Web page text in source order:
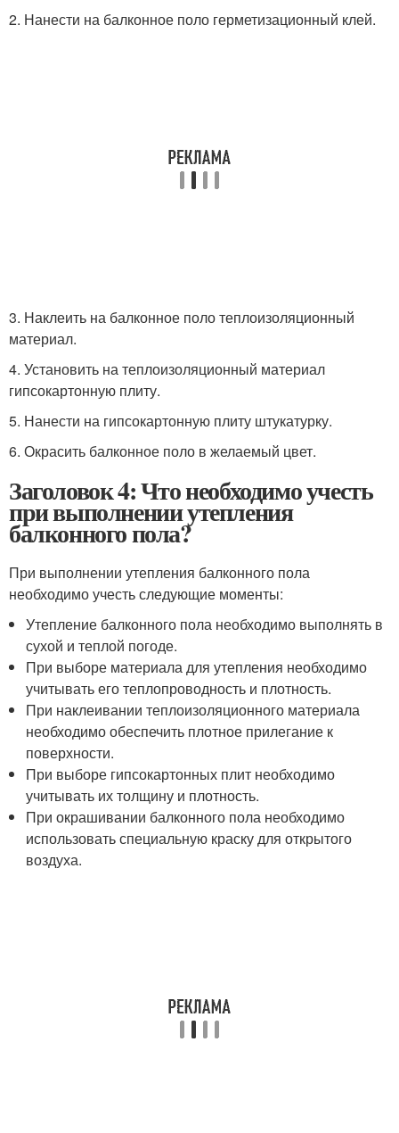
2. Нанести на балконное поло герметизационный клей.
3. Наклеить на балконное поло теплоизоляционный
материал.
4. Установить на теплоизоляционный материал
гипсокартонную плиту.
5. Нанести на гипсокартонную плиту штукатурку.
6. Окрасить балконное поло в желаемый цвет.
Заголовок 4: Что необходимо учесть
при выполнении утепления
балконного пола?
При выполнении утепления балконного пола
необходимо учесть следующие моменты:
Утепление балконного пола необходимо выполнять в
сухой и теплой погоде.
При выборе материала для утепления необходимо
учитывать его теплопроводность и плотность.
При наклеивании теплоизоляционного материала
необходимо обеспечить плотное прилегание к
поверхности.
При выборе гипсокартонных плит необходимо
учитывать их толщину и плотность.
При окрашивании балконного пола необходимо
использовать специальную краску для открытого
воздуха.